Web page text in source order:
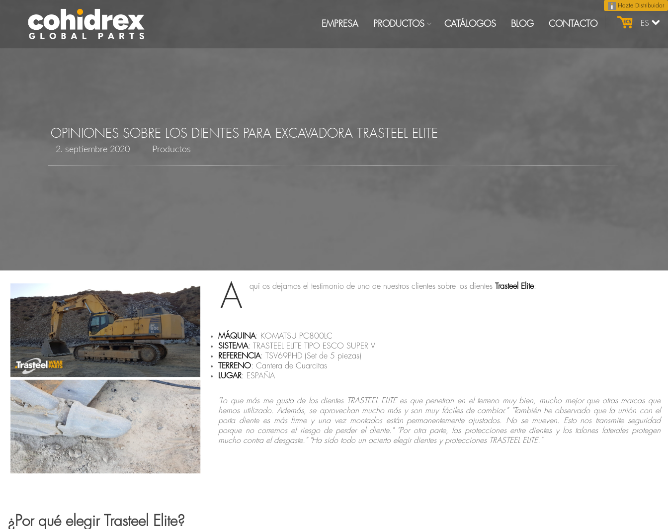
Hazte Distribuidor
ES
EMPRESA PRODUCTOS CATÁLOGOS BLOG CONTACTO
OPINIONES SOBRE LOS DIENTES PARA EXCAVADORA TRASTEEL ELITE
2. septiembre 2020 Productos
A quí os dejamos el testimonio de uno de nuestros clientes sobre los dientesTrasteel Elite:
MÁQUINA: KOMATSU PC800LC
SISTEMA: TRASTEEL ELITE TIPO ESCO SUPER V
REFERENCIA: TSV69PHD (Set de 5 piezas)
TERRENO: Cantera de Cuarcitas
LUGAR: ESPAÑA
"Lo que más me gusta de los dientes TRASTEEL ELITE es que penetran en el terreno muy bien, mucho mejor que otras marcas que
hemos utilizado. Además, se aprovechan mucho más y son muy fáciles de cambiar." "También he observado que la unión con el
porta diente es más firme y una vez montados están permanentemente ajustados. No se mueven. Esto nos transmite seguridad
porque no corremos el riesgo de perder el diente." "Por otra parte, las protecciones entre dientes y los talones laterales protegen
mucho contra el desgaste." "Ha sido todo un acierto elegir dientes y protecciones TRASTEEL ELITE."
¿Por qué elegir Trasteel Elite?